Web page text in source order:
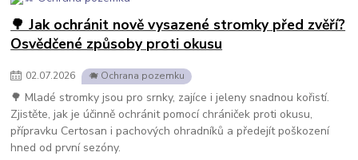
🌳 Jak ochránit nově vysazené stromky před zvěří?
Osvědčené způsoby proti okusu
02.07.2026 🐗 Ochrana pozemku
🌳 Mladé stromky jsou pro srnky, zajíce i jeleny snadnou kořistí.
Zjistěte, jak je účinně ochránit pomocí chrániček proti okusu,
přípravku Certosan i pachových ohradníků a předejít poškození
hned od první sezóny.